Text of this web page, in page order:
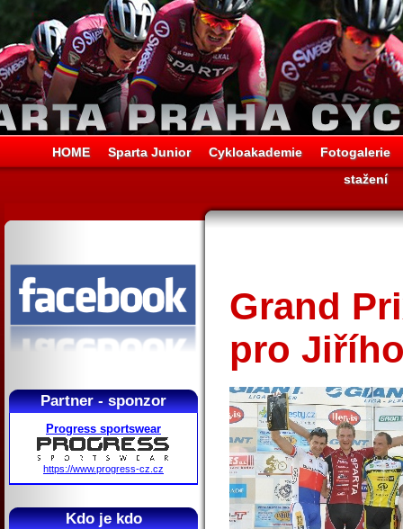
HOME Sparta Junior Cykloakademie
Fotogalerie
stažení
Partner - sponzor
Progress sportswear
https://www.progress-cz.cz
Kdo je kdo
Grand
pro